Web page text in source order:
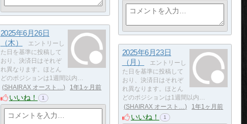
2025年6月26日
（木）
エントリーし
た日を基準に投稿して
おり、決済日はそれぞ
れ異なります。ほとん
どのポジションは1週間以内…
SHAIRAX オースト…
1年1ヶ月前
いいね！ 1
2025年6月23日
（月）
エントリーし
た日を基準に投稿して
おり、決済日はそれぞ
れ異なります。ほとん
どのポジションは1週間以内…
SHAIRAX オースト…
1年1ヶ月前
いいね！ 1